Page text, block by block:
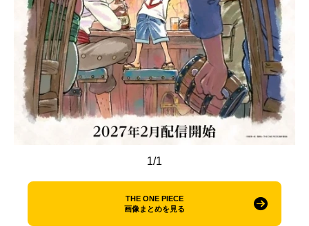
1/1
THE ONE PIECE
画像まとめを見る